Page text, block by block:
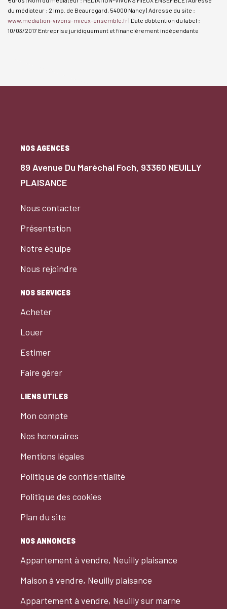
du médiateur : 2 Imp. de Beauregard, 54000 Nancy | Adresse du site :
www.mediation-vivons-mieux-ensemble.fr| Date d'obtention du label :
10/03/2017 Entreprise juridiquement et financièrement indépendante
NOS AGENCES
89 Avenue Du Maréchal Foch, 93360 NEUILLY
PLAISANCE
Nous contacter
Présentation
Notre équipe
Nous rejoindre
NOS SERVICES
Acheter
Louer
Estimer
Faire gérer
LIENS UTILES
Mon compte
Nos honoraires
Mentions légales
Politique de confidentialité
Politique des cookies
Plan du site
NOS ANNONCES
Appartement à vendre, Neuilly plaisance
Maison à vendre, Neuilly plaisance
Appartement à vendre, Neuilly sur marne